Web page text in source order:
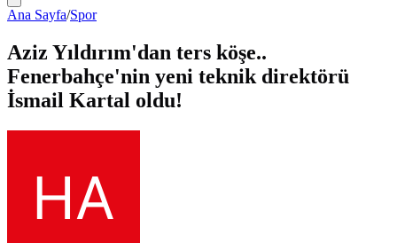
Ana Sayfa/Spor
Aziz Yıldırım'dan ters köşe..
Fenerbahçe'nin yeni teknik direktörü
İsmail Kartal oldu!